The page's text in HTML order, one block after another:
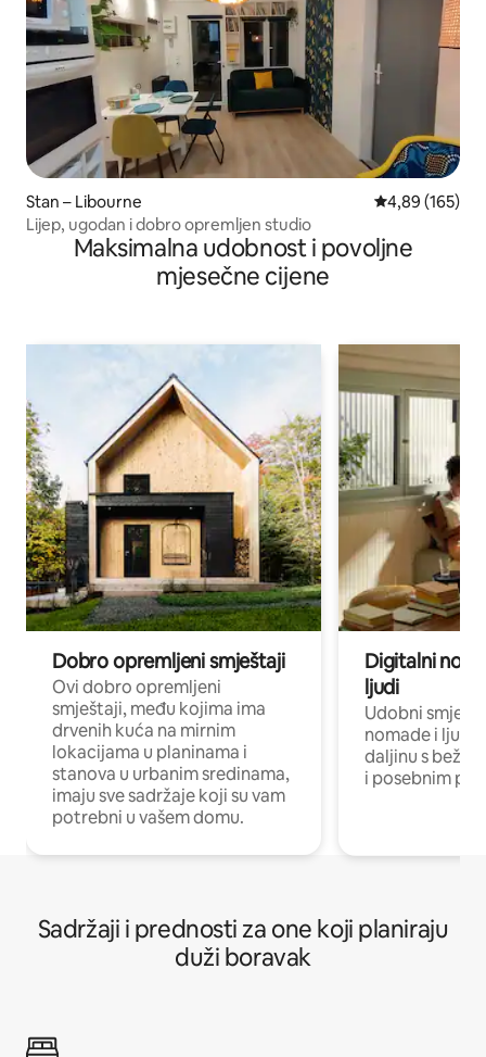
Stan – Libourne Prosječna
4,89 (165)
Lijep, ugodan i dobro opremljen studio
Maksimalna udobnost i povoljne
mjesečne cijene
Dobro opremljeni smještaji
Ovi dobro opremljeni
smještaji, među kojima ima
drvenih kuća na mirnim
lokacijama u planinama i
stanova u urbanim sredinama,
imaju sve sadržaje koji su vam
potrebni u vašem domu.
Digitalni
ljudi
Udobni
nomade i ljude
daljinu s
i posebnim
Sadržaji i prednosti za one koji planiraju
duži boravak